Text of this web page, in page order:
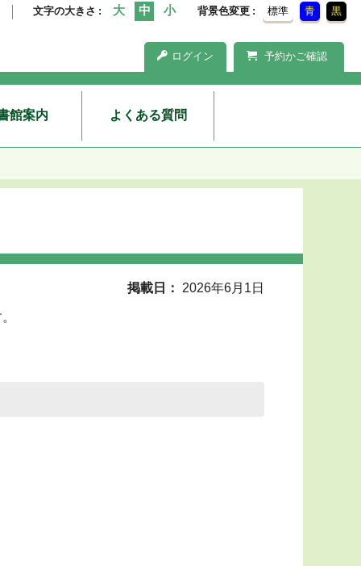
文字の大きさ 背景色変更 標準 青 黒
ログイン 予約かご確認
館案内 よくある質問
掲載日 2026年6月1日